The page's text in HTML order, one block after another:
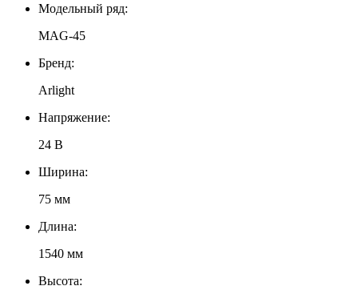
Модельный ряд:
MAG-45
Бренд:
Arlight
Напряжение:
24 В
Ширина:
75 мм
Длина:
1540 мм
Высота: